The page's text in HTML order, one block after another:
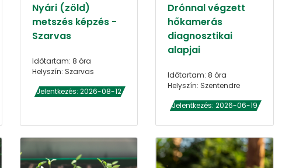
Nyári (zöld)
metszés képzés -
Szarvas
Időtartam: 8 óra
Helyszín: Szarvas
Jelentkezés: 2026-08-12
Drónnal végzett
hőkamerás
diagnosztikai
alapjai
Időtartam: 8 óra
Helyszín: Szentendre
Jelentkezés: 2026-06-19